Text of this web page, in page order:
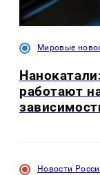
Мировые
работают
Новости